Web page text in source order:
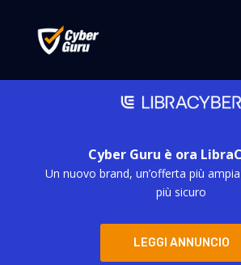
Cyber Guru è ora
Un nuovo brand, un’offerta più
più sicuro
LEGGI ANNUNCIO
Cyber Guru partecipa all’evento